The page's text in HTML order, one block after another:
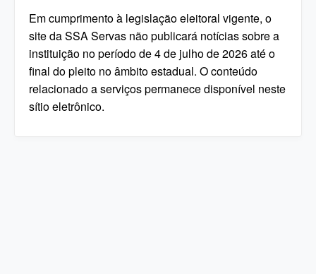
Em cumprimento à legislação eleitoral vigente, o
site da SSA Servas não publicará notícias sobre a
instituição no período de 4 de julho de 2026 até o
final do pleito no âmbito estadual. O conteúdo
relacionado a serviços permanece disponível neste
sítio eletrônico.